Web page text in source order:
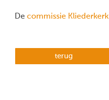
De commissie Kliederkerk
terug